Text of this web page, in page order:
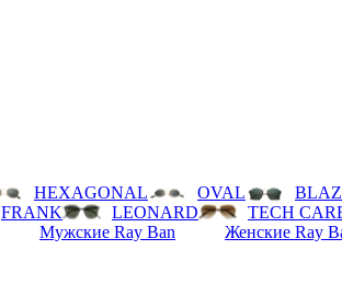
HEXAGONAL OVAL
FRANK LEONARD
TECH
Мужские Ray Ban
Женские Ray